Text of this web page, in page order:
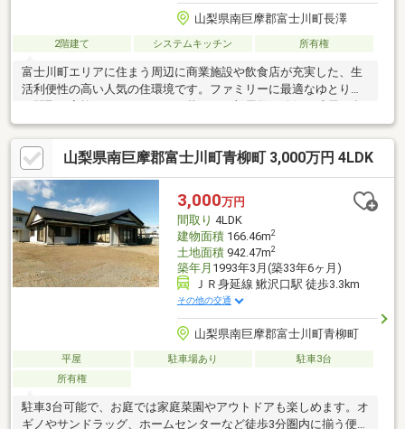
山梨県南巨摩郡富士川町長澤
2階建て システムキッチン 所有権
富士川町エリアに住まう周辺に商業施設や飲食店が充実した、生
活利便性の高い人気の住環境です。ファミリーに最適なゆとりあ
わせた使い方が可能です。車社会の山梨に嬉しい駐車スペース毎
日の出し入れもしやすく、セカンドカーや来客時にも安心の広さ
を完備。落ち着きのある穏やかな周辺環境便利な立地でありなが
ら、日常の騒がしさを忘れられる心地よい住宅街。新生活をスム
ーズに始められる仕様お手入れや使い勝手のバランスが良く、長
く快適に暮らせる工夫が詰まっています。
山梨県南巨摩郡富士川町青柳町 3,000万円 4LDK
3,000万円
間取り 4LDK
建物面積166.46m2
土地面積942.47m2
築年月 1993年3月(築33年6ヶ月)
ＪＲ身延線 鰍沢口駅 徒歩3.3km
その他の交通
山梨県南巨摩郡富士川町青柳町
平屋 駐車場あり
駐車3台
所有権
駐車3台可能で、お庭では家庭菜園やアウトドアも楽しめます。オ
ギノやサンドラッグ、ホームセンターなど徒歩3分圏内に揃う便利